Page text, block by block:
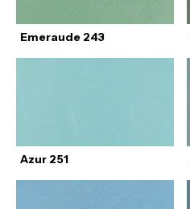
Emeraude 243
Azur 251